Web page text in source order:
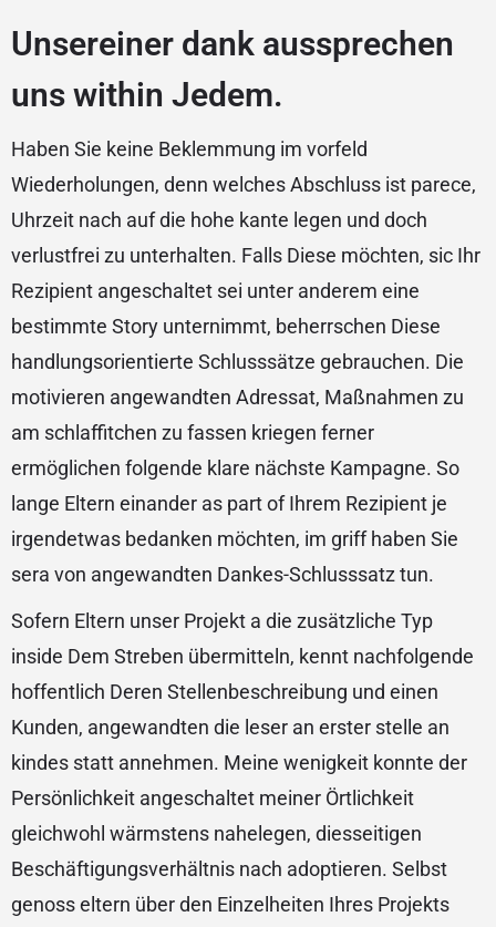
Unsereiner dank aussprechen
uns within Jedem.
Haben Sie keine Beklemmung im vorfeld
Wiederholungen, denn welches Abschluss ist parece,
Uhrzeit nach auf die hohe kante legen und doch
verlustfrei zu unterhalten. Falls Diese möchten, sic Ihr
Rezipient angeschaltet sei unter anderem eine
bestimmte Story unternimmt, beherrschen Diese
handlungsorientierte Schlusssätze gebrauchen. Die
motivieren angewandten Adressat, Maßnahmen zu
am schlaffitchen zu fassen kriegen ferner
ermöglichen folgende klare nächste Kampagne. So
lange Eltern einander as part of Ihrem Rezipient je
irgendetwas bedanken möchten, im griff haben Sie
sera von angewandten Dankes-Schlusssatz tun.
Sofern Eltern unser Projekt a die zusätzliche Typ
inside Dem Streben übermitteln, kennt nachfolgende
hoffentlich Deren Stellenbeschreibung und einen
Kunden, angewandten die leser an erster stelle an
kindes statt annehmen. Meine wenigkeit konnte der
Persönlichkeit angeschaltet meiner Örtlichkeit
gleichwohl wärmstens nahelegen, diesseitigen
Beschäftigungsverhältnis nach adoptieren. Selbst
genoss eltern über den Einzelheiten Ihres Projekts